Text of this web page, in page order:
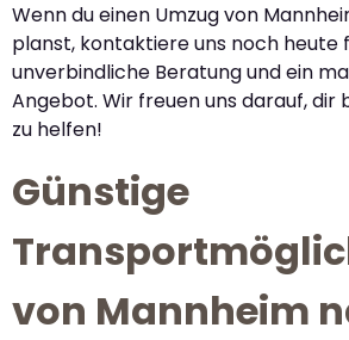
Wenn du einen Umzug von
planst, kontaktiere uns noch heute
unverbindliche Beratung und ein
Angebot. Wir freuen uns darauf, dir
zu helfen!
Günstige
von Mannheim